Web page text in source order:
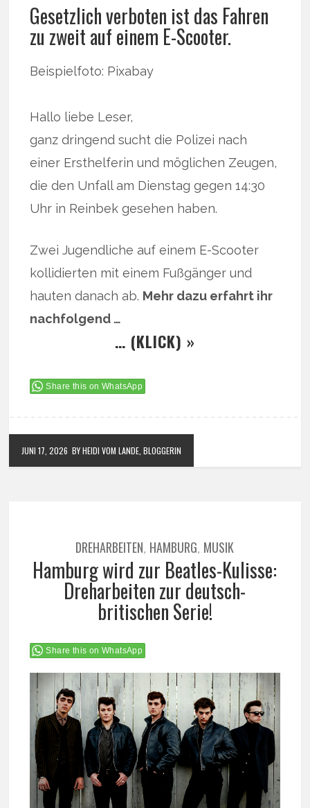
Gesetzlich verboten ist das Fahren
zu zweit auf einem E-Scooter.
Beispielfoto: Pixabay
Hallo liebe Leser,
ganz dringend sucht die Polizei nach
einer Ersthelferin und möglichen Zeugen,
die den Unfall am Dienstag gegen 14:30
Uhr in Reinbek gesehen haben.
Zwei Jugendliche auf einem E-Scooter
kollidierten mit einem Fußgänger und
hauten danach ab. Mehr dazu erfahrt ihr
nachfolgend …
… (KLICK) »
Share this on WhatsApp
JUNI 17, 2026 BY HEIDI VOM LANDE, BLOGGERIN
DREHARBEITEN, HAMBURG, MUSIK
Hamburg wird zur Beatles-Kulisse:
Dreharbeiten zur deutsch-
britischen Serie!
Share this on WhatsApp